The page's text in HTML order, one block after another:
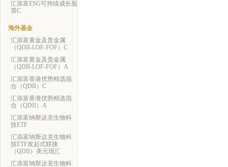
汇添富ESG可持续成长股
票C
海外基金
汇添富黄金及贵金属
（QDII-LOF-FOF）C
汇添富黄金及贵金属
（QDII-LOF-FOF）A
汇添富香港优势精选混
合（QDII）C
汇添富香港优势精选混
合（QDII）A
汇添富纳斯达克生物科
技ETF
汇添富纳斯达克生物科
技ETF发起式联接
（QDII）美元现汇
汇添富纳斯达克生物科